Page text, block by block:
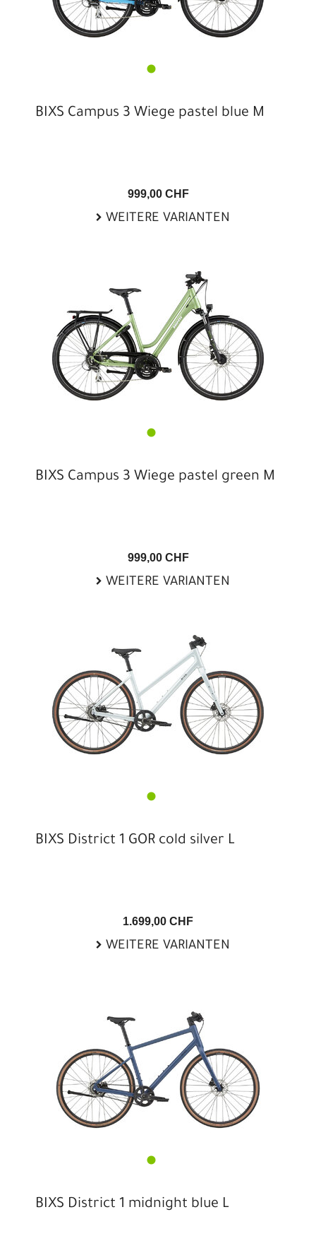
BIXS Campus 3 Wiege pastel blue M
999,00 CHF
WEITERE VARIANTEN
BIXS Campus 3 Wiege pastel green M
999,00 CHF
WEITERE VARIANTEN
BIXS District 1 GOR cold silver L
1.699,00 CHF
WEITERE VARIANTEN
BIXS District 1 midnight blue L